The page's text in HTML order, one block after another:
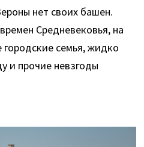
нет своих башен.
Средневековья, на
семья, жидко
и прочие невзгоды